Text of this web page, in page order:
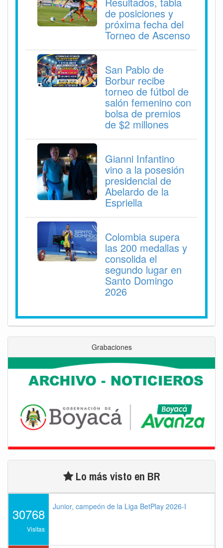
de posiciones y
próxima fecha del
Torneo de Ascenso
San Pablo de
Borbur recibe
torneo de fútbol de
salón femenino con
bolsa de premios
de $2 millones
Gianni Infantino
vino a la posesión
presidencial de
Abelardo de la
Espriella
Colombia supera
las 200 medallas y
consolida el
segundo lugar en
Santo Domingo
2026
Grabaciones
Lo más visto en BR
30768
Visitas
Junior, campeón de la Liga BetPlay 2026-I